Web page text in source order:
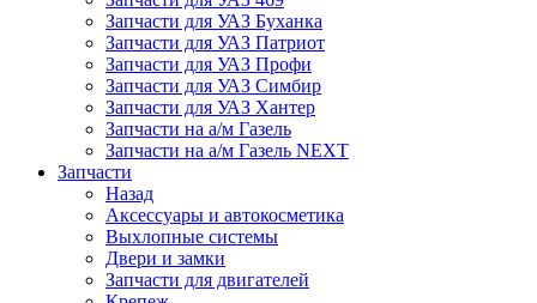
Запчасти для УАЗ Буханка
Запчасти для УАЗ Патриот
Запчасти для УАЗ Профи
Запчасти для УАЗ Симбир
Запчасти для УАЗ Хантер
Запчасти на а/м Газель
Запчасти на а/м Газель NEXT
Запчасти
Назад
Аксессуары и автокосметика
Выхлопные системы
Двери и замки
Запчасти для двигателей